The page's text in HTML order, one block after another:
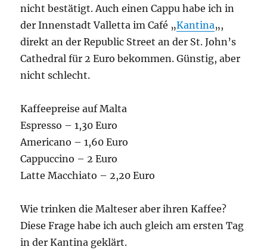
nicht bestätigt. Auch einen Cappu habe ich in
der Innenstadt Valletta im Café „Kantina„,
direkt an der Republic Street an der St. John’s
Cathedral für 2 Euro bekommen. Günstig, aber
nicht schlecht.
Kaffeepreise auf Malta
Espresso – 1,30 Euro
Americano – 1,60 Euro
Cappuccino – 2 Euro
Latte Macchiato – 2,20 Euro
Wie trinken die Malteser aber ihren Kaffee?
Diese Frage habe ich auch gleich am ersten Tag
in der Kantina geklärt.